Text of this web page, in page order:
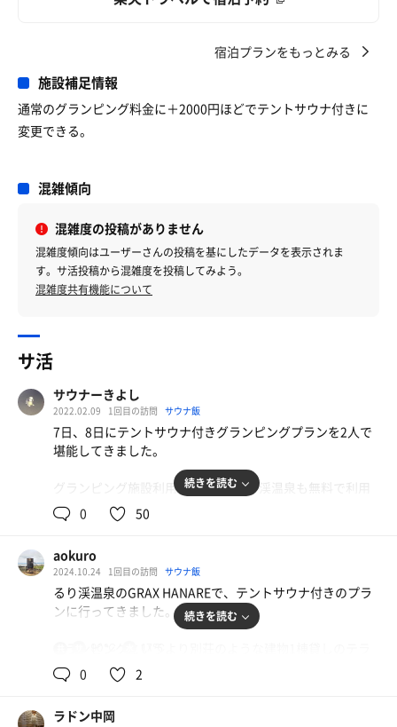
宿泊プランをもっとみる
施設補足情報
通常のグランピング料金に＋2000円ほどでテントサウナ付きに
変更できる。
混雑傾向
混雑度の投稿がありません
混雑度傾向はユーザーさんの投稿を基にしたデータを表示されま
す。サ活投稿から混雑度を投稿してみよう。
混雑度共有機能について
サ活
サウナーきよし
2022.02.09 1回目の訪問 サウナ飯
7日、8日にテントサウナ付きグランピングプランを2人で
堪能してきました。
グランピング施設利用者は2日間るり渓温泉も無料で利用
することできます。
るり渓温泉については他の方々のサ活等あるので割愛させ
【テントサウナ】
•ex-proのテントサウナ
•heloとかかれた電気式ストーブ、3段階温度調節付き
高く丁度良い
のようなお香のような香り。後半は水で楽しみました。
続きを読む
0 50
aokuro
2024.10.24 1回目の訪問 サウナ飯
るり渓温泉のGRAX HANAREで、テントサウナ付きのプラ
ンに行ってきました。
スに、テントサウナが。もちろん貸切です！
入れます。
続きを読む
0 2
ラドン中岡